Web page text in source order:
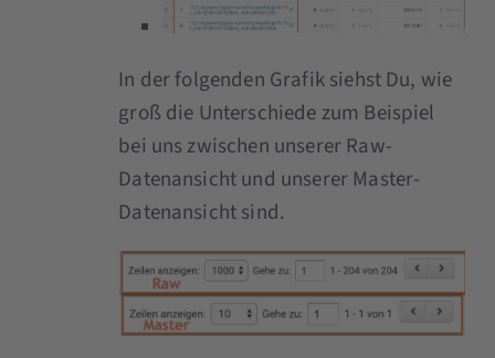
In der folgenden Grafik siehst Du, wie
groß die Unterschiede zum Beispiel
bei uns zwischen unserer Raw-
Datenansicht und unserer Master-
Datenansicht sind.